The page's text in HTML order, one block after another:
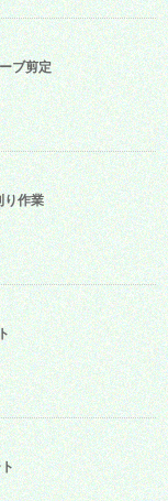
ブ剪定
作業